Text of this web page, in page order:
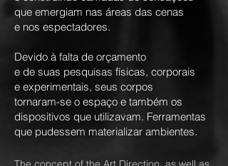
que emergiam nas áreas das cenas
e nos espectadores.
Devido à falta de orçamento
e de suas pesquisas físicas, corporais
e experimentais, seus corpos
tornaram-se o espaço e também os
dispositivos que utilizavam. Ferramentas
que pudessem materializar ambientes.